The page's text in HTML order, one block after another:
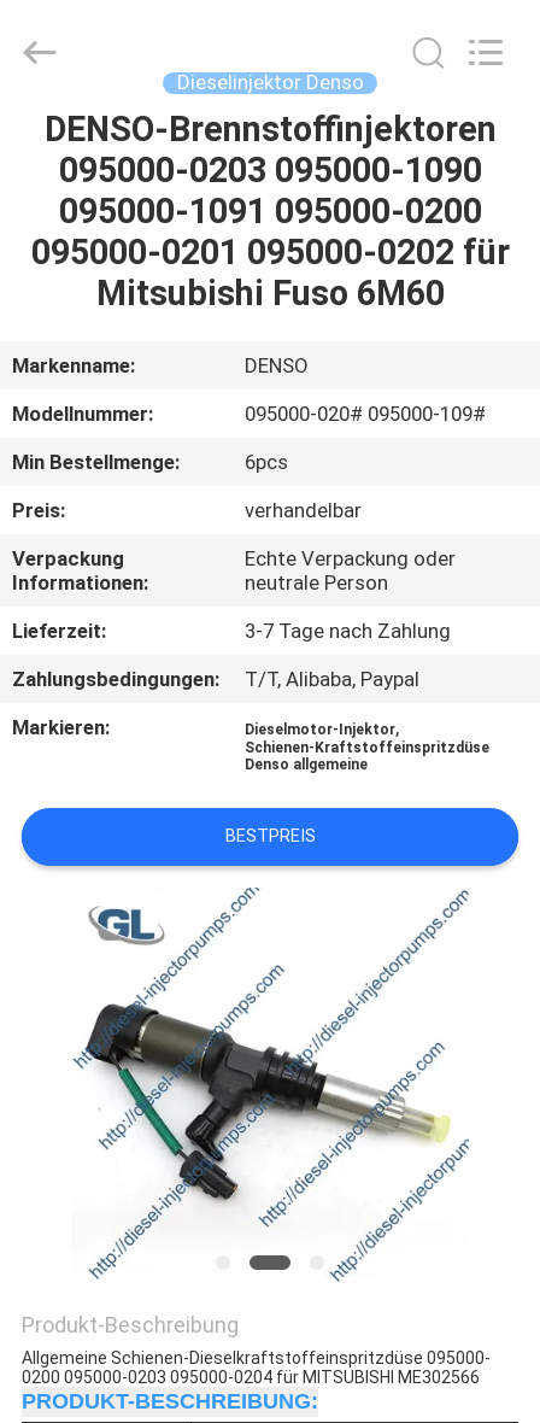
HAUSE
PRODUKTE
ÜBER
WERKSBESICHTIGUNG
QUALITÄTSKONTROLLE
BITTE
UM
SITEMAP
DATENSCHUTZRICHTLINIE
Parts
Reserved.
Dieselinjektor Denso
DENSO-Brennstoffinjektoren
095000-0203 095000-1090
095000-1091 095000-0200
095000-0201 095000-0202 für
Mitsubishi Fuso 6M60
Markenname:
DENSO
Modellnummer:
095000-020# 095000-109#
Min Bestellmenge:
6pcs
Preis:
verhandelbar
Verpackung
Informationen:
Echte Verpackung oder
neutrale Person
Lieferzeit:
3-7 Tage nach Zahlung
Zahlungsbedingungen:
T/T, Alibaba, Paypal
Markieren:
Dieselmotor-Injektor,
Schienen-Kraftstoffeinspritzdüse
Denso allgemeine
BESTPREIS
Produkt-Beschreibung
Allgemeine Schienen-Dieselkraftstoffeinspritzdüse 095000-
0200 095000-0203 095000-0204 für MITSUBISHI ME302566
PRODUKT-BESCHREIBUNG: